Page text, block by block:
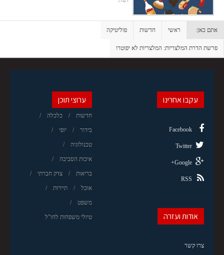
אתם כאן: ראשי חדשות פוליטיקה
פרשת הדרת המלצריות: המלצריות לא יפוטרו
ערוצי תוכן
חדשות כלכלה
בידור יופי
טכנולוגיה
איכות הסביבה
בריאות צדק חברתי
אוכל תיירות
משפט
טיולי משפחות לחו"ל
עקבו אחרינו
Facebook
Twitter
Google+
RSS
אודות ועזרה
צרו קשר